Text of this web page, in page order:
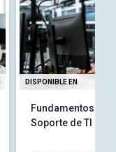
DISPONIBLE EN
Fundamentos
Soporte de TI